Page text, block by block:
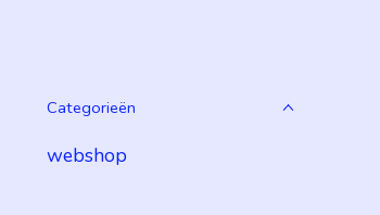
Categorieën
webshop